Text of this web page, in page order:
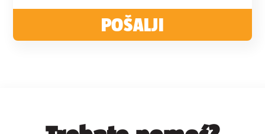
Grad*
Adresa*
POŠALJI